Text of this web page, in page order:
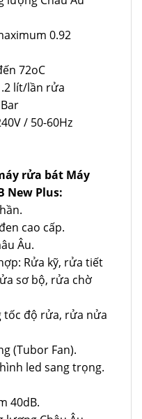
0.92
72oC
lít/lần rửa
/ 50-60Hz
rửa bát Máy
New Plus:
cao cấp.
Âu.
Rửa kỹ, rửa tiết
sơ bộ, rửa chờ
tốc độ rửa, rửa nửa
(Tubor Fan).
led sang trọng.
40dB.